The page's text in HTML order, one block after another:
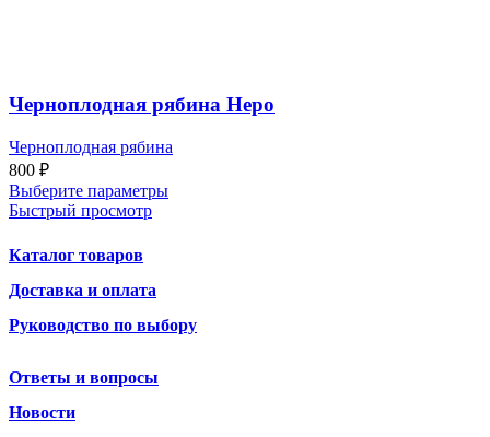
Черноплодная рябина Неро
Черноплодная рябина
800 ₽
Выберите параметры
Быстрый просмотр
Каталог товаров
Доставка и оплата
Руководство по выбору
Ответы и вопросы
Новости